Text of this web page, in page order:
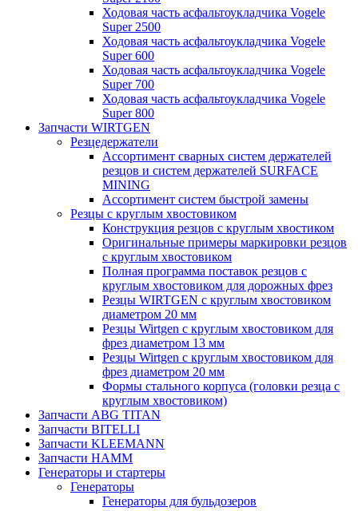
Ходовая часть асфальтоукладчика Vogele
Super 2500
Ходовая часть асфальтоукладчика Vogele
Super 600
Ходовая часть асфальтоукладчика Vogele
Super 700
Ходовая часть асфальтоукладчика Vogele
Super 800
Запчасти WIRTGEN
Резцедержатели
Ассортимент сварных систем держателей
резцов и систем держателей SURFACE
MINING
Ассортимент систем быстрой замены
Резцы с круглым хвостовиком
Конструкция резцов с круглым хвостиком
Оригинальные примеры маркировки резцов
с круглым хвостовиком
Полная программа поставок резцов с
круглым хвостовиком для дорожных фрез
Резцы WIRTGEN с круглым хвостовиком
диаметром 20 мм
Резцы Wirtgen с круглым хвостовиком для
фрез диаметром 13 мм
Резцы Wirtgen с круглым хвостовиком для
фрез диаметром 20 мм
Формы стального корпуса (головки резца с
круглым хвостовиком)
Запчасти ABG TITAN
Запчасти BITELLI
Запчасти KLEEMANN
Запчасти HAMM
Генераторы и стартеры
Генераторы
Генераторы для бульдозеров